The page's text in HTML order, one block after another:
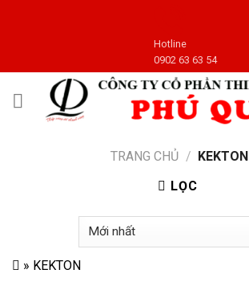
Hotline
0902 63 63 54
TRANG CHỦ / KEKTON
LỌC
» KEKTON